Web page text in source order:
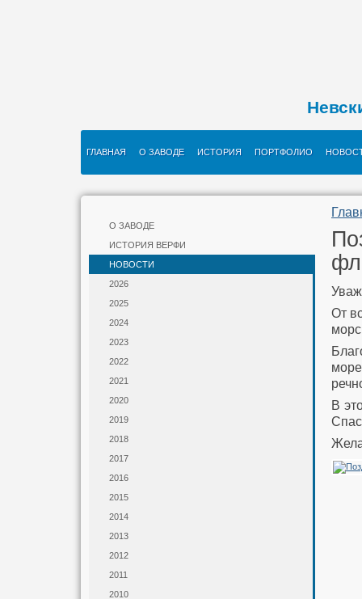
ГЛАВНАЯ О ЗАВОДЕ ИСТОРИЯ ПОРТФОЛИО
О ЗАВОДЕ
ИСТОРИЯ ВЕРФИ
НОВОСТИ
2026
2025
2024
2023
2022
2021
2020
2019
2018
2017
2016
2015
2014
2013
2012
2011
2010
От
В